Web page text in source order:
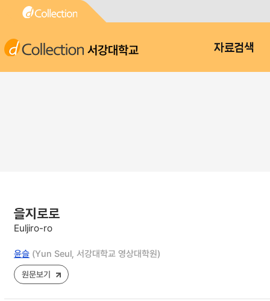
서강대학교 자료검색
을지로로
Euljiro-ro
윤슬 (Yun Seul, 서강대학교 영상대학원)
원문보기